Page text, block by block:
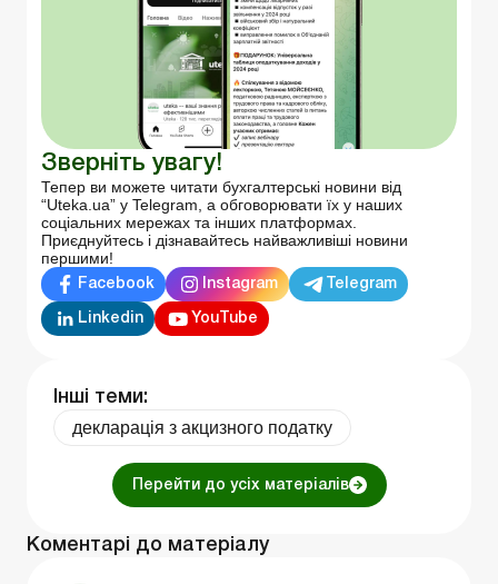
Зверніть увагу!
Тепер ви можете читати бухгалтерські новини від
“Uteka.ua” у Telegram, а обговорювати їх у наших
соціальних мережах та інших платформах.
Приєднуйтесь і дізнавайтесь найважливіші новини
першими!
Facebook Instagram Telegram
Linkedin YouTube
Інші теми:
декларація з акцизного податку
Перейти до усіх матеріалів
Коментарі до матеріалу